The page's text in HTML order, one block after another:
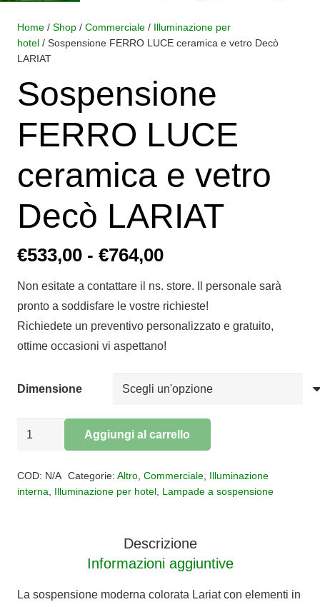
Home / Shop / Commerciale / Illuminazione per
hotel / Sospensione FERRO LUCE ceramica e vetro Decò
LARIAT
Sospensione
FERRO LUCE
ceramica e vetro
Decò LARIAT
€533,00 - €764,00Fascia
prezzo:
da
€533,00
a
€764,00
Non esitate a contattare il ns. store. Il personale sarà
pronto a soddisfare le vostre richieste!
Richiedete un preventivo personalizzato e gratuito,
ottime occasioni vi aspettano!
Dimensione
Sospensione
ceramica
quantità
Aggiungi al carrello
COD: N/A Categorie: Altro, Commerciale, Illuminazione
interna
Illuminazione per hotel Lampade a sospensione
Descrizione
Informazioni aggiuntive
La sospensione moderna colorata Lariat con elementi in